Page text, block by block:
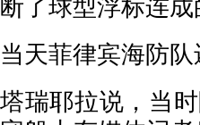
断了球型浮标连
当天菲律宾海防
塔瑞耶拉说，当